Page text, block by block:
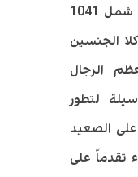
غالوب وبعض شركائها بمسح شمل 1041
الجنسين
الرجال
لتطور
على الصعيد
تقدماً على